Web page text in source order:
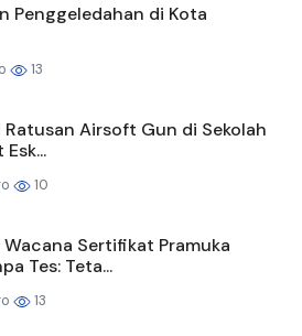
Penggeledahan di Kota
13
Ratusan Airsoft Gun di Sekolah
10
Wacana Sertifikat Pramuka
Tes: Teta...
13